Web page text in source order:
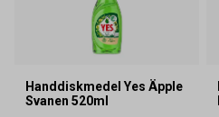
Handdiskmedel Yes Äpple
Svanen 520ml